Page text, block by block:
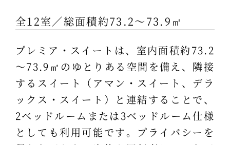
全12室／総面積約73.2～73.9㎡
プレミア・スイートは、室内面積約73.2
～73.9㎡のゆとりある空間を備え、隣接
するスイート（アマン・スイート、デラ
ックス・スイート）と連結することで、
2ベッドルームまたは3ベッドルーム仕様
としても利用可能です。プライバシーを